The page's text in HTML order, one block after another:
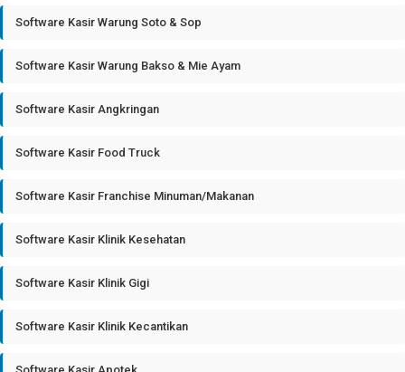
Software Kasir Warung Soto & Sop
Software Kasir Warung Bakso & Mie Ayam
Software Kasir Angkringan
Software Kasir Food Truck
Software Kasir Franchise Minuman/Makanan
Software Kasir Klinik Kesehatan
Software Kasir Klinik Gigi
Software Kasir Klinik Kecantikan